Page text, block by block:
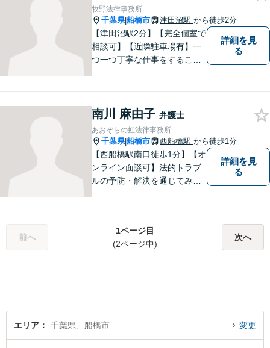
牧野法律事務所
千葉県|船橋市 津田沼駅 から徒歩2分
【津田沼駅2分】【完全個室で
相談可】【近隣駐車場有】一
つ一つ丁寧な仕事をすること
葉県船橋市の牧野法律事務所
へお気軽にご相談下さい。
詳細を見
る
南川 麻由子 弁護士
あおぞらの虹法律事務所
千葉県|船橋市 西船橋駅 から徒歩1分
【西船橋駅南口徒歩1分】【オ
ンライン面談可】法的トラブ
ルの予防・解決を通じてみな
お気軽にお問い合わせくださ
詳細を見
る
前へ
1ページ目
(2ページ中)
次へ
エリア 千葉県、船橋市 変更